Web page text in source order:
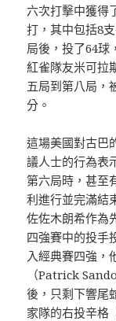
六次打擊中獲得
打，其中包括8
局後，投了64球
紅雀隊友米可
五局到第八局，
分。
這場美國對古巴
議人士的行為表
第六局時，甚至
利進行並完滿結
佐佐木朗希作為
四強賽中的投手
入經典賽四強，
（Patrick
後，只剩下響
家隊的右投辛格